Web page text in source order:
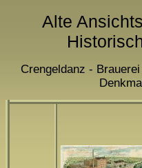
Alte
Crengeldanz -